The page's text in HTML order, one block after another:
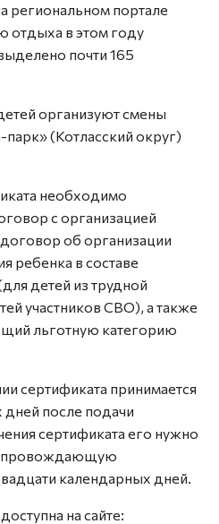
региональном портале
отдыха в этом году
почти 165
организуют смены
парк» (Котласский округ)
необходимо
с организацией
об организации
ребенка в составе
детей из трудной
участников СВО), а также
льготную категорию
сертификата принимается
дней после подачи
сертификата его нужно
календарных дней.
на сайте: